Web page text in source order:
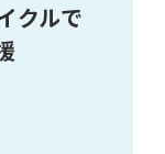
クルで